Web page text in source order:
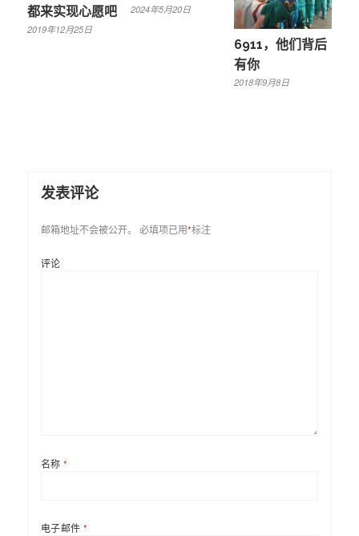
都来实现心愿吧
2019年12月25日
2024年5月20日
6911，他们背后
有你
2018年9月8日
发表评论
邮箱地址不会被公开。 必填项已用*标注
评论
名称*
电子邮件*